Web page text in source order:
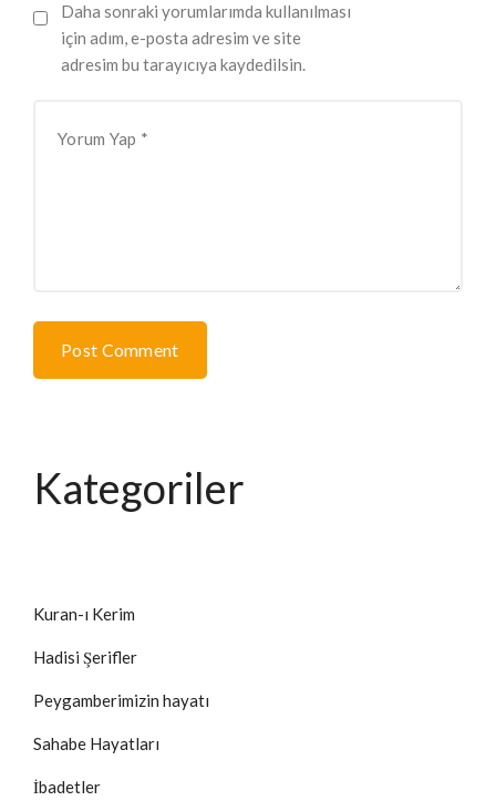
Kategoriler
Kuran-ı Kerim
Hadisi Şerifler
Peygamberimizin hayatı
Sahabe Hayatları
İbadetler
Daha sonraki yorumlarımda kullanılması
için adım, e-posta adresim ve site
adresim bu tarayıcıya kaydedilsin.
Post Comment